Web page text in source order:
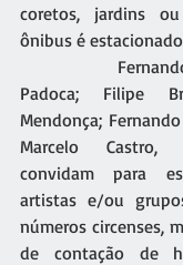
coretos, jardins
ônibus é
Padoca; Filipe
Mendonça;
Marcelo Castro,
convidam para
artistas e/ou
números circenses,
de contação de